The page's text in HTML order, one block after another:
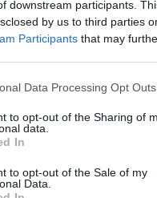
downstream participants.
by us to third parties
Participants that may
Data Processing Opt Outs
to opt-out of the Sharing of
data.
In
to opt-out of the Sale of my
Data.
της Κυριακής
τη μνήμη της
- 17:00